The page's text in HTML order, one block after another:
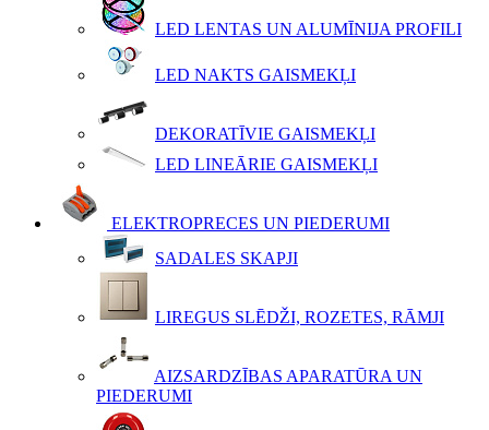
LED LENTAS UN ALUMĪNIJA PROFILI
LED NAKTS GAISMEKĻI
DEKORATĪVIE GAISMEKĻI
LED LINEĀRIE GAISMEKĻI
ELEKTROPRECES UN PIEDERUMI
SADALES SKAPJI
LIREGUS SLĒDŽI, ROZETES, RĀMJI
AIZSARDZĪBAS APARATŪRA UN
PIEDERUMI